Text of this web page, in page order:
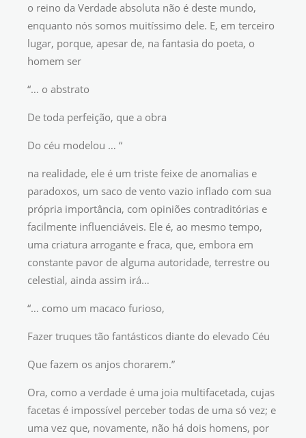
o reino da Verdade absoluta não é deste mundo,
enquanto nós somos muitíssimo dele. E, em terceiro
lugar, porque, apesar de, na fantasia do poeta, o
homem ser
“… o abstrato
De toda perfeição, que a obra
Do céu modelou … “
na realidade, ele é um triste feixe de anomalias e
paradoxos, um saco de vento vazio inflado com sua
própria importância, com opiniões contraditórias e
facilmente influenciáveis. Ele é, ao mesmo tempo,
uma criatura arrogante e fraca, que, embora em
constante pavor de alguma autoridade, terrestre ou
celestial, ainda assim irá…
“… como um macaco furioso,
Fazer truques tão fantásticos diante do elevado Céu
Que fazem os anjos chorarem.”
Ora, como a verdade é uma joia multifacetada, cujas
facetas é impossível perceber todas de uma só vez; e
uma vez que, novamente, não há dois homens, por